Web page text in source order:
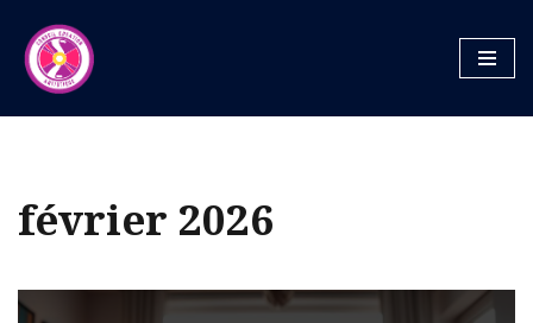
Aller
au
contenu
février 2026